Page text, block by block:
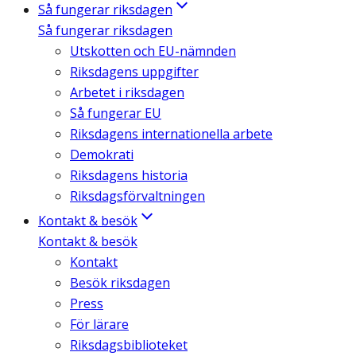
Så fungerar riksdagen
Så fungerar riksdagen
Utskotten och EU-nämnden
Riksdagens uppgifter
Arbetet i riksdagen
Så fungerar EU
Riksdagens internationella arbete
Demokrati
Riksdagens historia
Riksdagsförvaltningen
Kontakt & besök
Kontakt & besök
Kontakt
Besök riksdagen
Press
För lärare
Riksdagsbiblioteket